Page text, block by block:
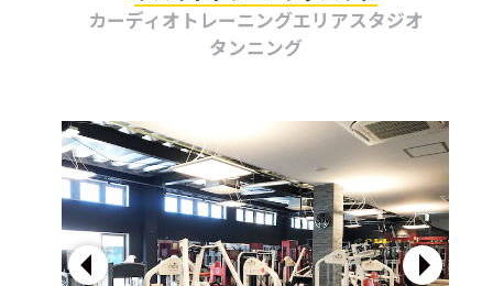
カーディオトレーニングエリアスタジオ
タンニング